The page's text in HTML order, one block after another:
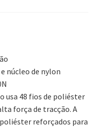
núcleo de nylon
usa 48 fios de poliéster
força de tracção. A
reforçados para